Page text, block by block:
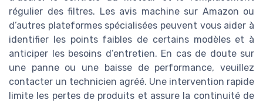
régulier des filtres. Les avis machine sur Amazon ou
d’autres plateformes spécialisées peuvent vous aider à
identifier les points faibles de certains modèles et à
anticiper les besoins d’entretien. En cas de doute sur
une panne ou une baisse de performance, veuillez
contacter un technicien agréé. Une intervention rapide
limite les pertes de produits et assure la continuité de